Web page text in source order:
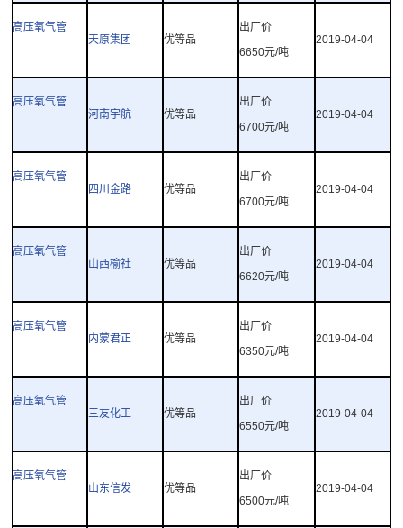
高压氧气管
天原集团
优等品
出厂价
6650元/吨
2019-04-04
高压氧气管
河南宇航
优等品
出厂价
6700元/吨
2019-04-04
高压氧气管
四川金路
优等品
出厂价
6700元/吨
2019-04-04
高压氧气管
山西榆社
优等品
出厂价
6620元/吨
2019-04-04
高压氧气管
内蒙君正
优等品
出厂价
6350元/吨
2019-04-04
高压氧气管
三友化工
优等品
出厂价
6550元/吨
2019-04-04
高压氧气管
山东信发
优等品
出厂价
6500元/吨
2019-04-04